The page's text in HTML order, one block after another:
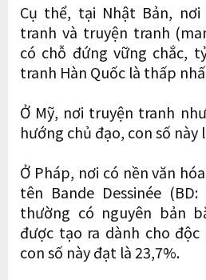
Cụ thể, tại Nhật Bản,
tranh và truyện tranh
có chỗ đứng vững chắc,
tranh Hàn Quốc là thấp
Ở Mỹ, nơi truyện tranh
hướng chủ đạo, con số này
Ở Pháp, nơi có nền văn
tên Bande Dessinée
thường có nguyên bản
được tạo ra dành cho
con số này đạt là 23,7%.